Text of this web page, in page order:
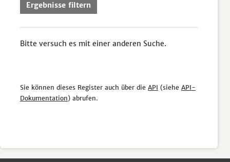
Ergebnisse filtern
Bitte versuch es mit einer anderen Suche.
Sie können dieses Register auch über die API (siehe API-
Dokumentation) abrufen.